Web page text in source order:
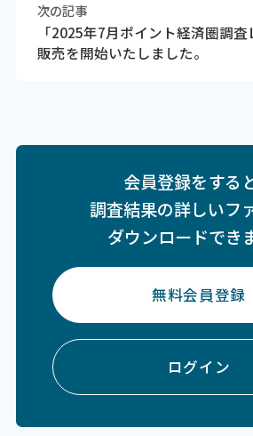
次の記事
「2025年7月ポイント経済圏調
販売を開始いたしました。
会員登録をすると
調査結果の詳しいフ
ダウンロードでき
無料会員登録
ログイン